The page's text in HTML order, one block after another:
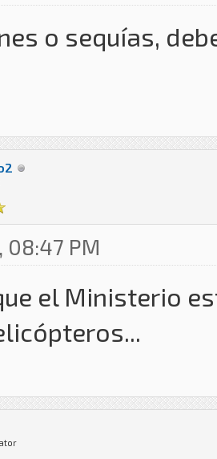
o sequías,
PM
el Ministerio